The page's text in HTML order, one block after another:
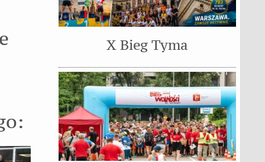
X Bieg Tyma